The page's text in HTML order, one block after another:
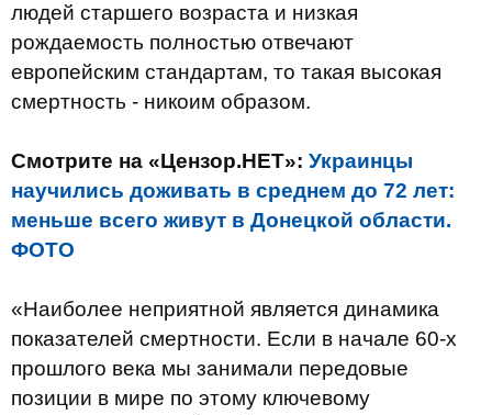
людей старшего возраста и низкая
рождаемость полностью отвечают
европейским стандартам, то такая высокая
смертность - никоим образом.
Смотрите на «Цензор.НЕТ»: Украинцы
научились доживать в среднем до 72 лет:
меньше всего живут в Донецкой области.
ФОТО
«Наиболее неприятной является динамика
показателей смертности. Если в начале 60-х
прошлого века мы занимали передовые
позиции в мире по этому ключевому